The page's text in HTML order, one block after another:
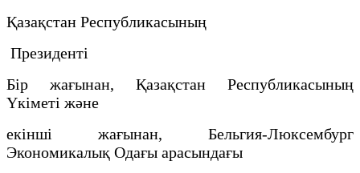
Қазақстан Республикасының
Президенті
Бiр жағынан, Қазақстан Республикасының
Yкiметi және
екiншi жағынан, Бельгия-Люксембург
Экономикалық Одағы арасындағы